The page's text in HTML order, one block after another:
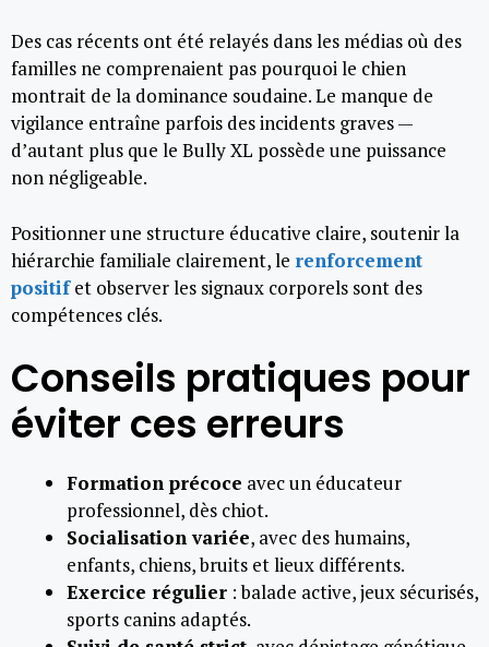
Des cas récents ont été relayés dans les médias où des
familles ne comprenaient pas pourquoi le chien
montrait de la dominance soudaine. Le manque de
vigilance entraîne parfois des incidents graves —
d’autant plus que le Bully XL possède une puissance
non négligeable.
Positionner une structure éducative claire, soutenir la
hiérarchie familiale clairement, le renforcement
positifet observer les signaux corporels sont des
compétences clés.
Conseils pratiques pour
éviter ces erreurs
Formation précoce avec un éducateur
professionnel, dès chiot.
Socialisation variée, avec des humains,
enfants, chiens, bruits et lieux différents.
Exercice régulier : balade active, jeux sécurisés,
sports canins adaptés.